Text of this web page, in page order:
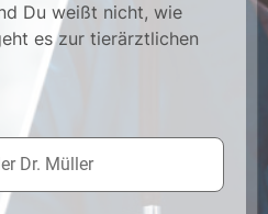
Du weißt nicht, wie
es zur tierärztlichen